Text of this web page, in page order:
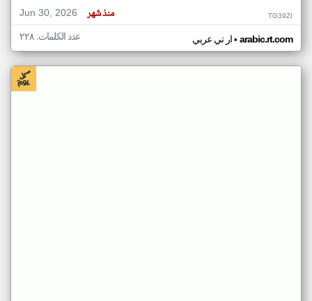
Jun 30, 2026
منذ شهر TG39ZI
ار تي عربي• arabic.rt.com عدد الكلمات: ٢٢٨